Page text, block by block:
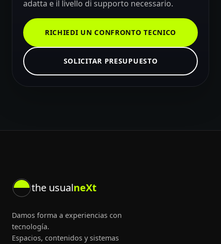
adatta e il livello di supporto necessario.
RICHIEDI UN CONFRONTO TECNICO
SOLICITAR PRESUPUESTO
the usualneXt
Damos forma a experiencias con
tecnología.
Espacios, contenidos y sistemas